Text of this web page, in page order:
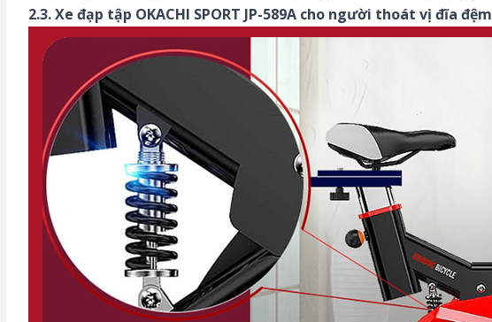
2.3. Xe đạp tập OKACHI SPORT JP-589A cho người thoát vị đĩa đệm